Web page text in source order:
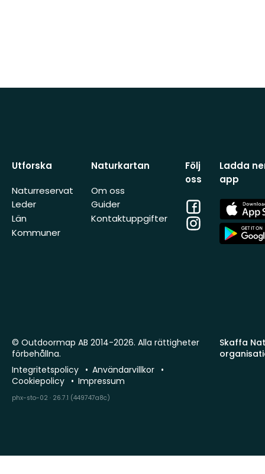
Utforska
Naturreservat
Leder
Län
Kommuner
Naturkartan
Om oss
Guider
Kontaktuppgifter
Följ
oss
Facebook
Instagram
Ladda
app
App
Store
App
Store
Skaffa
© Outdoormap AB 2014-2026. Alla rättigheter
förbehållna.
Integritetspolicy
Användarvillkor
Cookiepolicy
Impressum
phx-sto-02 · 26.7.1 (449747a8c)